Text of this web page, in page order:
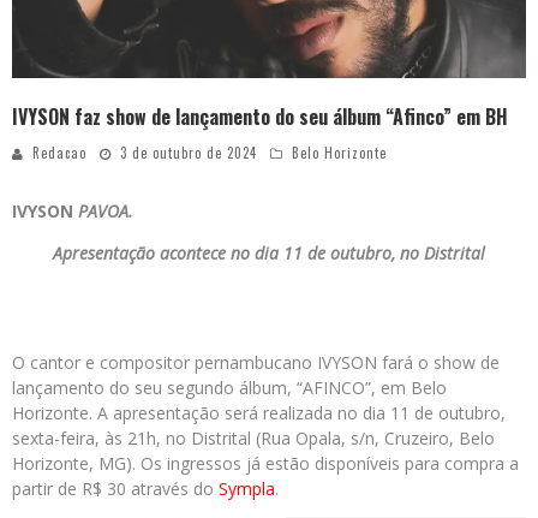
IVYSON faz show de lançamento do seu álbum “Afinco” em BH
Redacao 3 de outubro de 2024 Belo Horizonte
IVYSON PAVOA.
Apresentação acontece no dia 11 de outubro, no Distrital
O cantor e compositor pernambucano IVYSON fará o show de
lançamento do seu segundo álbum, “AFINCO”, em Belo
Horizonte. A apresentação será realizada no dia 11 de outubro,
sexta-feira, às 21h, no Distrital (Rua Opala, s/n, Cruzeiro, Belo
Horizonte, MG). Os ingressos já estão disponíveis para compra a
partir de R$ 30 através do Sympla.